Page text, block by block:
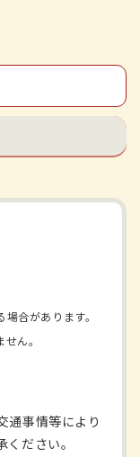
合があります。
ん。
通事情等により
ださい。